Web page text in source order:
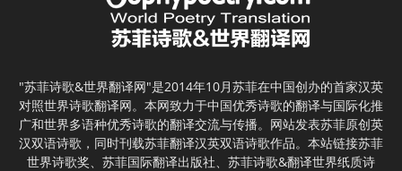
"苏菲诗歌&世界翻译网"是2014年10月苏菲在中国创办的首家汉英
对照世界诗歌翻译网。本网致力于中国优秀诗歌的翻译与国际化推
广和世界多语种优秀诗歌的翻译交流与传播。网站发表苏菲原创英
汉双语诗歌，同时刊载苏菲翻译汉英双语诗歌作品。本站链接苏菲
世界诗歌奖、苏菲国际翻译出版社、苏菲诗歌&翻译世界纸质诗